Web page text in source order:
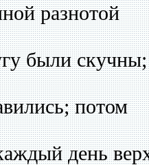
разнотой
были скучны;
потом
день